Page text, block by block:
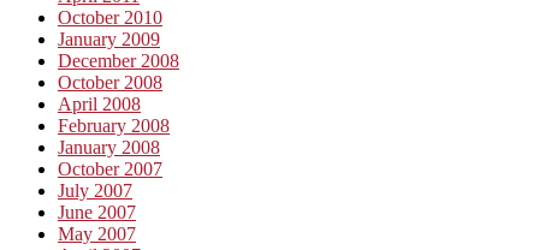
October 2010
January 2009
December 2008
October 2008
April 2008
February 2008
January 2008
October 2007
July 2007
June 2007
May 2007